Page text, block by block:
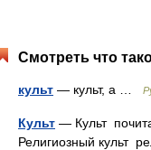
Смотреть что
культ — культ, а …
Культ — Культ
Религиозный культ